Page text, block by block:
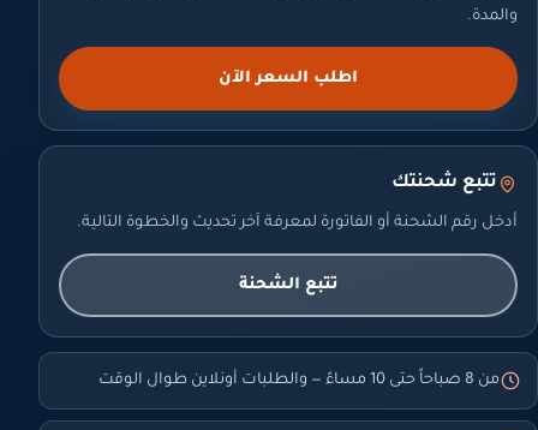
والمدة.
اطلب السعر الآن
تتبع شحنتك
أدخل رقم الشحنة أو الفاتورة لمعرفة آخر تحديث والخطوة التالية.
تتبع الشحنة
من 8 صباحاً حتى 10 مساءً — والطلبات أونلاين طوال الوقت